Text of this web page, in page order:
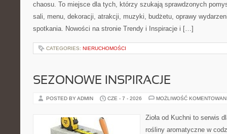
chaosu. To miejsce dla tych, którzy szukają sprawdzonych
sali, menu, dekoracji, atrakcji, muzyki, budżetu, oprawy
spotkania. Nowości na stronie Trendy i Inspiracje i […]
CATEGORIES: NIERUCHOMOŚCI
SEZONOWE INSPIRACJE
POSTED BY ADMIN CZE - 7 - 2026 MOŻLIWOŚĆ
Zioła od Kuchni to serwis
rośliny aromatyczne w